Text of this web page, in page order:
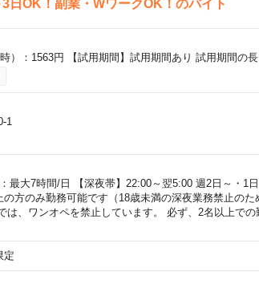
日OK！副業・WワークOK！のバイト
）：1563円 【試用期間】試用期間あり 試用期間の
1
最大7時間/日 【深夜帯】22:00～翌5:00 週2日～・1
の方のみ勤務可能です（18歳未満の深夜業務禁止の
、ワンオペを禁止しています。 必ず、2名以上での
定